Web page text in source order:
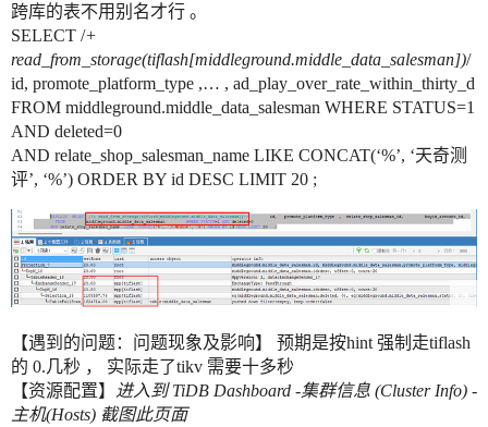
跨库的表不用别名才行 。
SELECT /+
read_from_storage(tiflash[middleground.middle_data_salesman])/
id, promote_platform_type ,… , ad_play_over_rate_within_thirty_d
FROM middleground.middle_data_salesman WHERE STATUS=1
AND deleted=0
AND relate_shop_salesman_name LIKE CONCAT(‘%’, ‘天奇测
评’, ‘%’) ORDER BY id DESC LIMIT 20 ;
【遇到的问题：问题现象及影响】 预期是按hint 强制走tiflash
的 0.几秒 ， 实际走了tikv 需要十多秒
【资源配置】
进入到 TiDB Dashboard -集群信息 (Cluster Info) -
主机(Hosts) 截图此页面